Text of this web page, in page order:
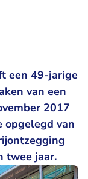
een 49-jarige
van een
2017
opgelegd van
twee jaar.